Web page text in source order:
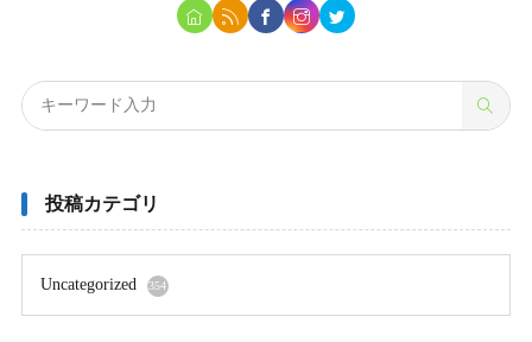
投稿カテゴリ
Uncategorized 354